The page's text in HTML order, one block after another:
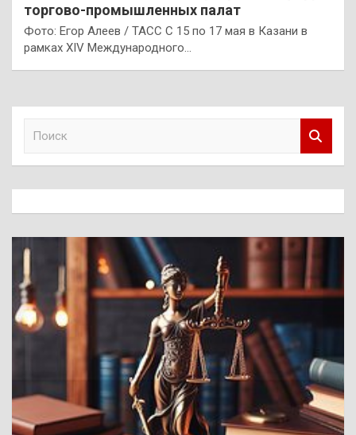
торгово-промышленных палат
Фото: Егор Алеев / ТАСС С 15 по 17 мая в Казани в
рамках XIV Международного…
к